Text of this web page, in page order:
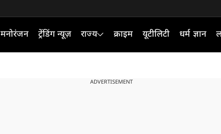
मनोरंजन ट्रेंडिंग न्यूज़ राज्य क्राइम यूटीलिटी धर्म ज्ञान
ADVERTISEMENT